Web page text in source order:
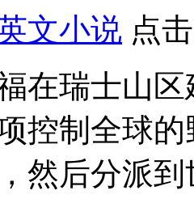
文小说 点
在瑞士山
控制全球
然后分派